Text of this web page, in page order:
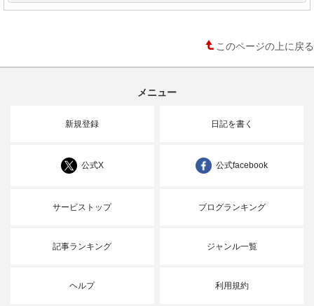
このページの上に戻る
メニュー
新規登録 日記を書く
公式X 公式facebook
サービストップ ブログランキング
記事ランキング ジャンル一覧
ヘルプ 利用規約